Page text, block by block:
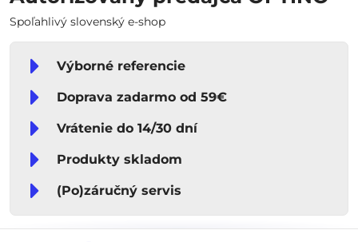
Spoľahlivý slovenský e-shop
Výborné referencie
Doprava zadarmo od 59€
Vrátenie do 14/30 dní
Produkty skladom
(Po)záručný servis